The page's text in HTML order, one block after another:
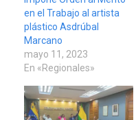
en el Trabajo al artista
plástico Asdrúbal
Marcano
mayo 11, 2023
En «Regionales»